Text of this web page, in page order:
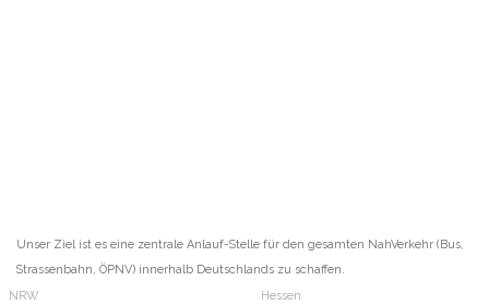
Unser Ziel ist es eine zentrale Anlauf-Stelle für den gesamten NahVerkehr (Bus,
Strassenbahn, ÖPNV) innerhalb Deutschlands zu schaffen.
NRW
Hessen